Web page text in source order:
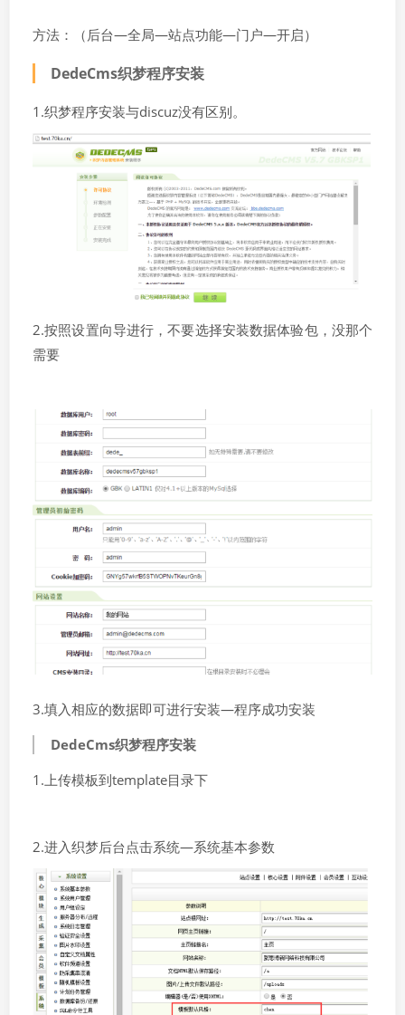
方法：（后台—全局—站点功能—门户—开启）
DedeCms织梦程序安装
1.织梦程序安装与discuz没有区别。
2.按照设置向导进行，不要选择安装数据体验包，没那个
需要
3.填入相应的数据即可进行安装—程序成功安装
DedeCms织梦程序安装
1.上传模板到template目录下
2.进入织梦后台点击系统—系统基本参数